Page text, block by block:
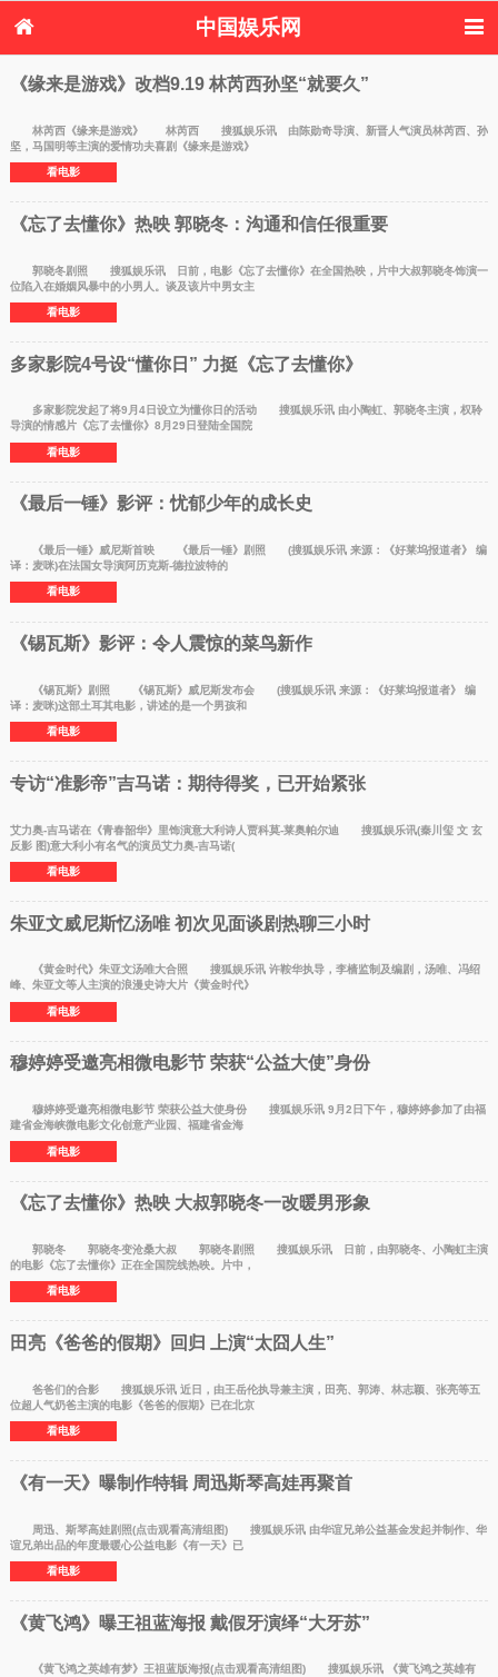
中国娱乐网
首页 新闻 女性
热周边
《缘来是游戏》改档9.19 林芮西孙坚“就要久”
林芮西《缘来是游戏》 林芮西 搜狐娱乐讯 由陈勋奇导演、新晋人气演员林芮西、孙
坚，马国明等主演的爱情功夫喜剧《缘来是游戏》
看电影
《忘了去懂你》热映 郭晓冬：沟通和信任很重要
郭晓冬剧照 搜狐娱乐讯 日前，电影《忘了去懂你》在全国热映，片中大叔郭晓冬饰演一
位陷入在婚姻风暴中的小男人。谈及该片中男女主
看电影
多家影院4号设“懂你日” 力挺《忘了去懂你》
多家影院发起了将9月4日设立为懂你日的活动 搜狐娱乐讯 由小陶虹、郭晓冬主演，权聆
导演的情感片《忘了去懂你》8月29日登陆全国院
看电影
《最后一锤》影评：忧郁少年的成长史
《最后一锤》威尼斯首映 《最后一锤》剧照 (搜狐娱乐讯 来源：《好莱坞报道者》 编
译：麦咪)在法国女导演阿历克斯-德拉波特的
看电影
《锡瓦斯》影评：令人震惊的菜鸟新作
《锡瓦斯》剧照 《锡瓦斯》威尼斯发布会 (搜狐娱乐讯 来源：《好莱坞报道者》 编
译：麦咪)这部土耳其电影，讲述的是一个男孩和
看电影
专访“准影帝”吉马诺：期待得奖，已开始紧张
艾力奥-吉马诺在《青春韶华》里饰演意大利诗人贾科莫-莱奥帕尔迪 搜狐娱乐讯(秦川玺 文 玄
反影 图)意大利小有名气的演员艾力奥-吉马诺(
看电影
朱亚文威尼斯忆汤唯 初次见面谈剧热聊三小时
《黄金时代》朱亚文汤唯大合照 搜狐娱乐讯 许鞍华执导，李樯监制及编剧，汤唯、冯绍
峰、朱亚文等人主演的浪漫史诗大片《黄金时代》
看电影
穆婷婷受邀亮相微电影节 荣获“公益大使”身份
穆婷婷受邀亮相微电影节 荣获公益大使身份 搜狐娱乐讯 9月2日下午，穆婷婷参加了由福
建省金海峡微电影文化创意产业园、福建省金海
看电影
《忘了去懂你》热映 大叔郭晓冬一改暖男形象
郭晓冬 郭晓冬变沧桑大叔 郭晓冬剧照 搜狐娱乐讯 日前，由郭晓冬、小陶虹主演
的电影《忘了去懂你》正在全国院线热映。片中，
看电影
田亮《爸爸的假期》回归 上演“太囧人生”
爸爸们的合影 搜狐娱乐讯 近日，由王岳伦执导兼主演，田亮、郭涛、林志颖、张亮等五
位超人气奶爸主演的电影《爸爸的假期》已在北京
看电影
《有一天》曝制作特辑 周迅斯琴高娃再聚首
周迅、斯琴高娃剧照(点击观看高清组图) 搜狐娱乐讯 由华谊兄弟公益基金发起并制作、华
谊兄弟出品的年度最暖心公益电影《有一天》已
看电影
《黄飞鸿》曝王祖蓝海报 戴假牙演绎“大牙苏”
《黄飞鸿之英雄有梦》王祖蓝版海报(点击观看高清组图) 搜狐娱乐讯 《黄飞鸿之英雄有